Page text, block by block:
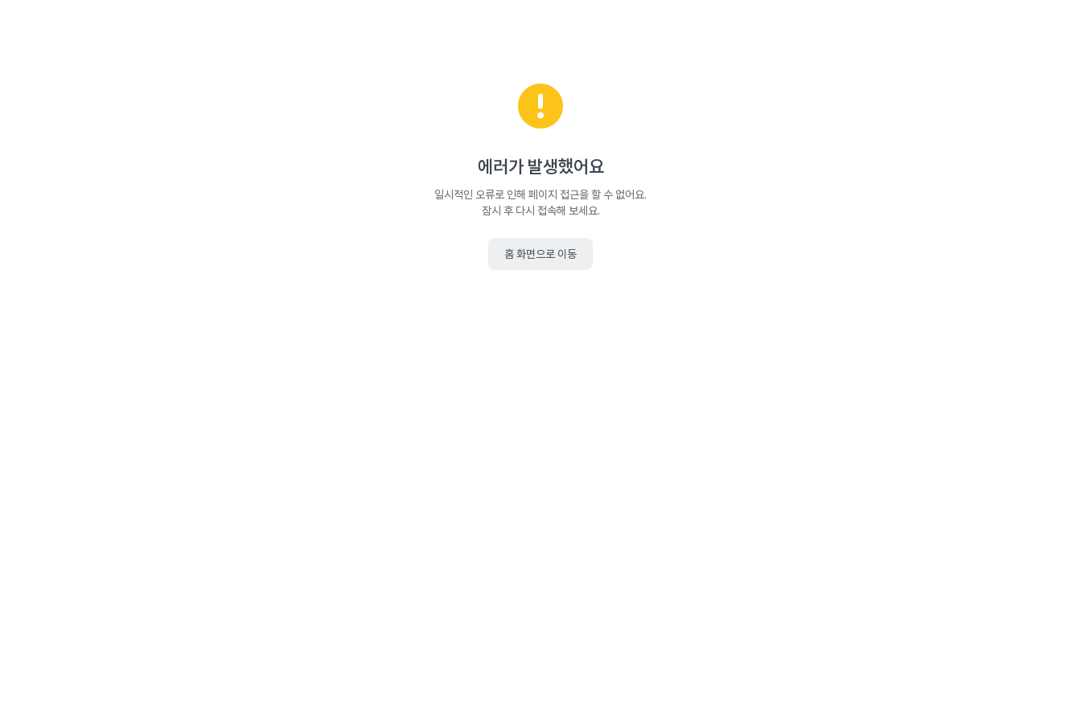
에러가 발생했어요
일시적인 오류로 인해 페이지 접근을 할 수 없어요.
잠시 후 다시 접속해 보세요.
홈 화면으로 이동